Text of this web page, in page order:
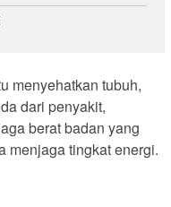
menyehatkan tubuh,
dari penyakit,
berat badan yang
menjaga tingkat energi.